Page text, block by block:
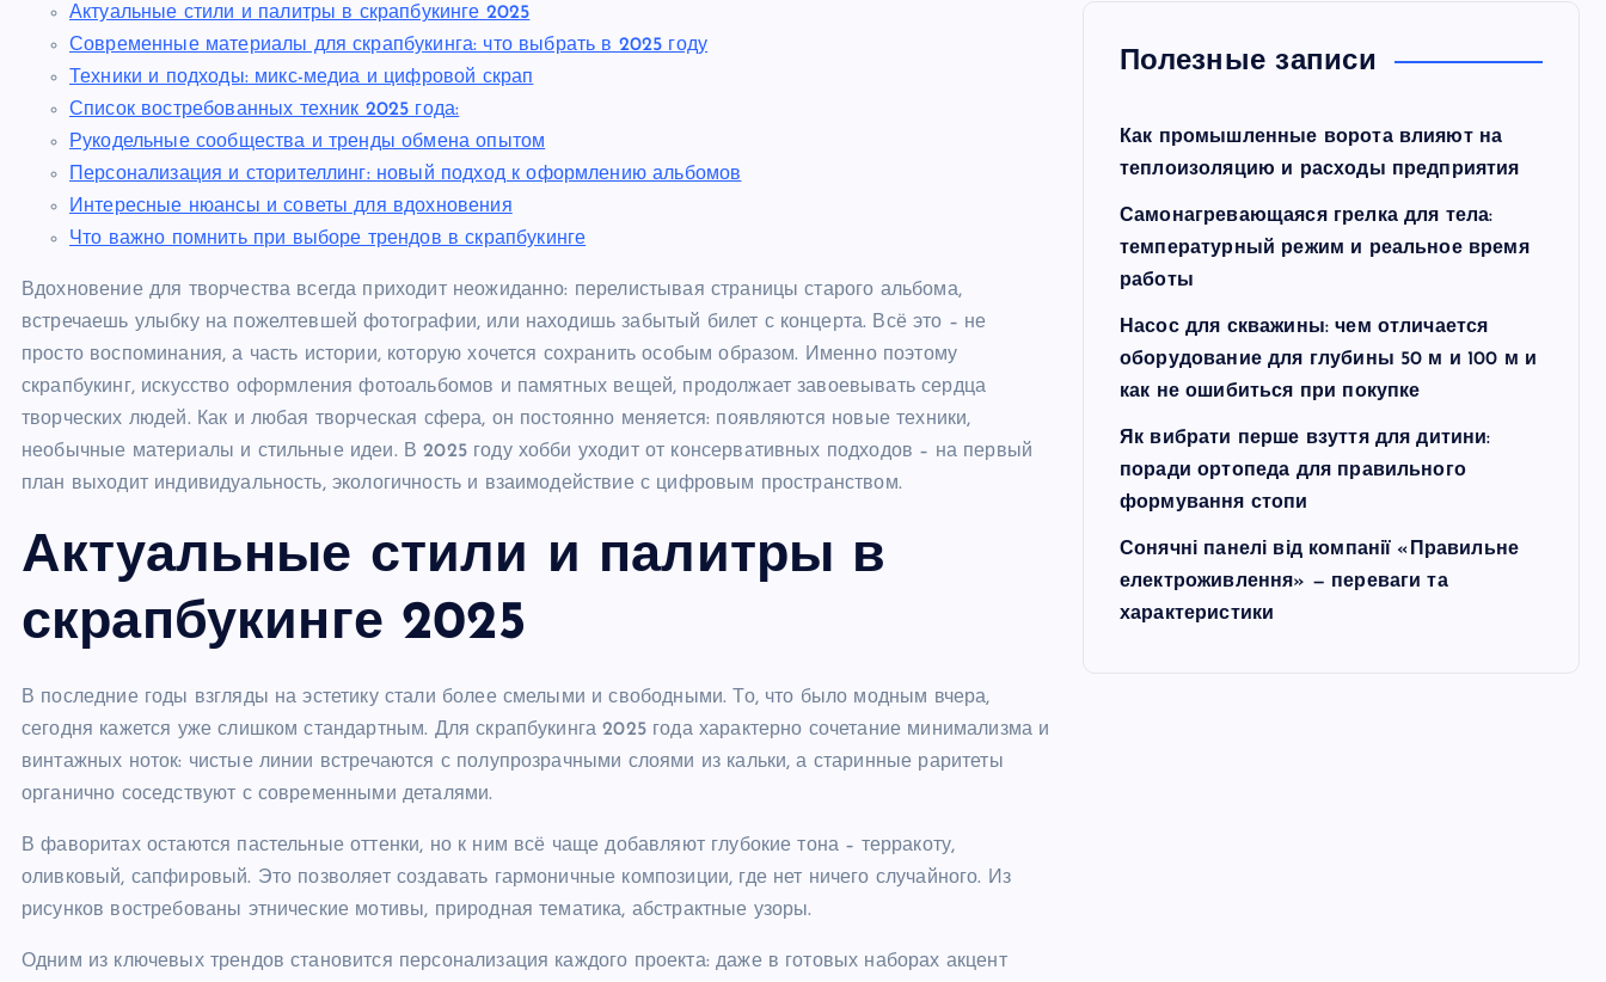
Актуальные стили и палитры в скрапбукинге 2025
Современные материалы для скрапбукинга: что выбрать в 2025 году
Техники и подходы: микс-медиа и цифровой скрап
Список востребованных техник 2025 года:
Рукодельные сообщества и тренды обмена опытом
Персонализация и сторителлинг: новый подход к оформлению альбомов
Интересные нюансы и советы для вдохновения
Что важно помнить при выборе трендов в скрапбукинге
Вдохновение для творчества всегда приходит неожиданно: перелистывая страницы старого альбома,
встречаешь улыбку на пожелтевшей фотографии, или находишь забытый билет с концерта. Всё это – не
просто воспоминания, а часть истории, которую хочется сохранить особым образом. Именно поэтому
скрапбукинг, искусство оформления фотоальбомов и памятных вещей, продолжает завоевывать сердца
творческих людей. Как и любая творческая сфера, он постоянно меняется: появляются новые техники,
необычные материалы и стильные идеи. В 2025 году хобби уходит от консервативных подходов – на первый
план выходит индивидуальность, экологичность и взаимодействие с цифровым пространством.
Актуальные стили и палитры в
скрапбукинге 2025
В последние годы взгляды на эстетику стали более смелыми и свободными. То, что было модным вчера,
сегодня кажется уже слишком стандартным. Для скрапбукинга 2025 года характерно сочетание минимализма и
винтажных ноток: чистые линии встречаются с полупрозрачными слоями из кальки, а старинные раритеты
органично соседствуют с современными деталями.
В фаворитах остаются пастельные оттенки, но к ним всё чаще добавляют глубокие тона – терракоту,
оливковый, сапфировый. Это позволяет создавать гармоничные композиции, где нет ничего случайного. Из
рисунков востребованы этнические мотивы, природная тематика, абстрактные узоры.
Одним из ключевых трендов становится персонализация каждого проекта: даже в готовых наборах акцент
Полезные записи
Как промышленные ворота влияют на
теплоизоляцию и расходы предприятия
Самонагревающаяся грелка для тела:
температурный режим и реальное время
работы
Насос для скважины: чем отличается
оборудование для глубины 50 м и 100 м и
как не ошибиться при покупке
Як вибрати перше взуття для дитини:
поради ортопеда для правильного
формування стопи
Сонячні панелі від компанії «Правильне
електроживлення» — переваги та
характеристики